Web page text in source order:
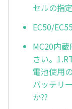
セルの指
EC50/
MC20内
さい。
電池使用
バッテリ
か??